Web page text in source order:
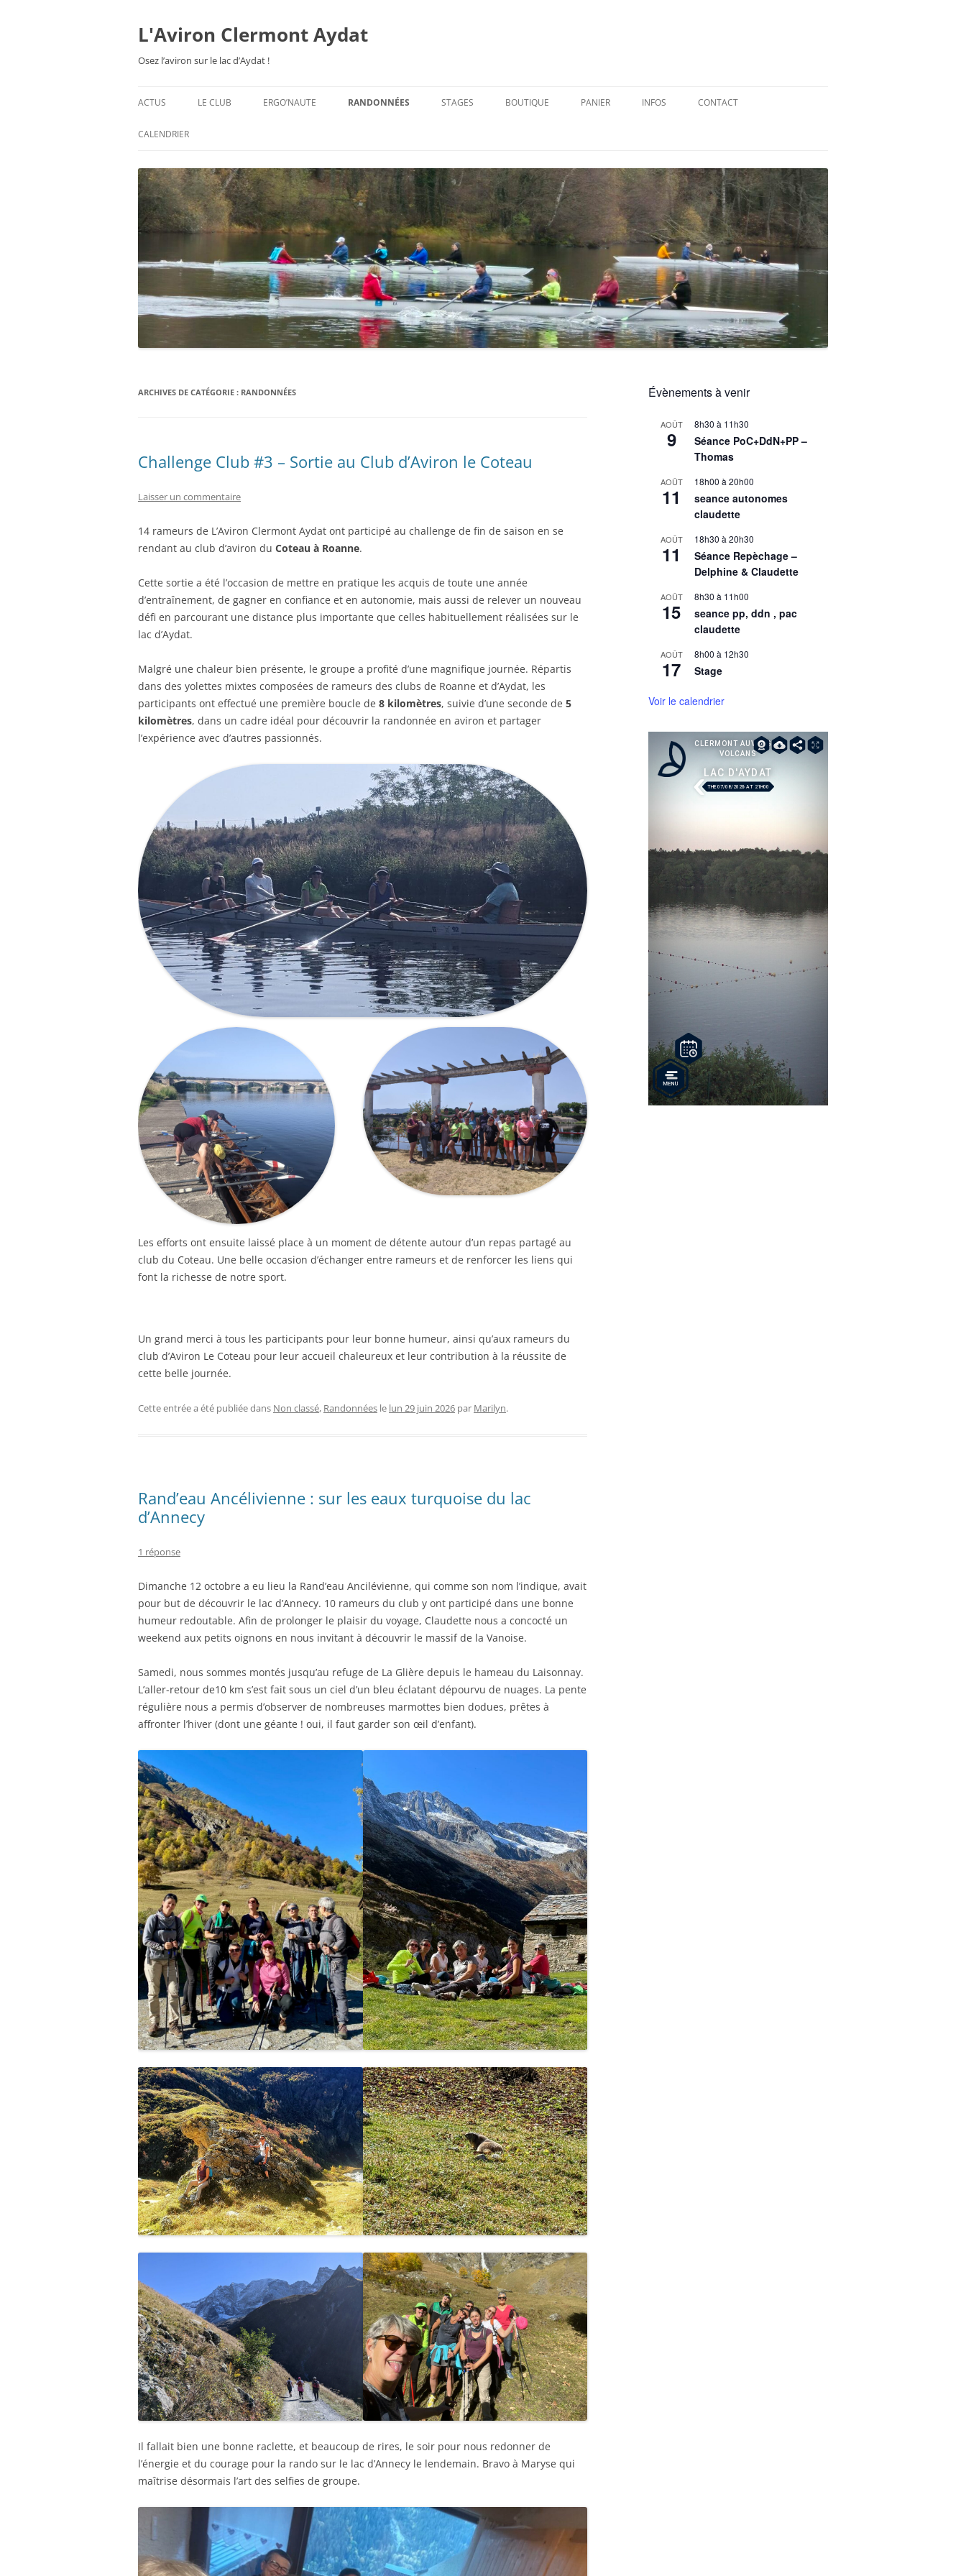
L'Aviron Clermont Aydat
Osez l’aviron sur le lac d’Aydat !
ACTUS LE CLUB
ESPACE ADHÉSION
TARIFS 2026-27
ERGO’NAUTE RANDONNÉES STAGES BOUTIQUE PANIER INFOS
RÉGLEMENT INTÉRIEUR
RÉGLEMENT DE LA FFA
MENTIONS LÉGALES
PARTENAIRES
CONTACT
CALENDRIER
ARCHIVES DE CATÉGORIE : RANDONNÉES
Challenge Club #3 – Sortie au Club d’Aviron le Coteau
Laisser un commentaire
14 rameurs de L’Aviron Clermont Aydat ont participé au challenge de fin de saison en se
rendant au club d’aviron du Coteau à Roanne.
Cette sortie a été l’occasion de mettre en pratique les acquis de toute une année
d’entraînement, de gagner en confiance et en autonomie, mais aussi de relever un nouveau
défi en parcourant une distance plus importante que celles habituellement réalisées sur le
lac d’Aydat.
Malgré une chaleur bien présente, le groupe a profité d’une magnifique journée. Répartis
dans des yolettes mixtes composées de rameurs des clubs de Roanne et d’Aydat, les
participants ont effectué une première boucle de 8 kilomètres, suivie d’une seconde de 5
kilomètres, dans un cadre idéal pour découvrir la randonnée en aviron et partager
l’expérience avec d’autres passionnés.
Les efforts ont ensuite laissé place à un moment de détente autour d’un repas partagé au
club du Coteau. Une belle occasion d’échanger entre rameurs et de renforcer les liens qui
font la richesse de notre sport.
Un grand merci à tous les participants pour leur bonne humeur, ainsi qu’aux rameurs du
club d’Aviron Le Coteau pour leur accueil chaleureux et leur contribution à la réussite de
cette belle journée.
Cette entrée a été publiée dans Non classé, Randonnées le lun 29 juin 2026 par Marilyn.
Rand’eau Ancélivienne : sur les eaux turquoise du lac
d’Annecy
1 réponse
Dimanche 12 octobre a eu lieu la Rand’eau Ancilévienne, qui comme son nom l’indique, avait
pour but de découvrir le lac d’Annecy. 10 rameurs du club y ont participé dans une bonne
humeur redoutable. Afin de prolonger le plaisir du voyage, Claudette nous a concocté un
weekend aux petits oignons en nous invitant à découvrir le massif de la Vanoise.
Samedi, nous sommes montés jusqu’au refuge de La Glière depuis le hameau du Laisonnay.
L’aller-retour de10 km s’est fait sous un ciel d’un bleu éclatant dépourvu de nuages. La pente
régulière nous a permis d’observer de nombreuses marmottes bien dodues, prêtes à
affronter l’hiver (dont une géante ! oui, il faut garder son œil d’enfant).
Il fallait bien une bonne raclette, et beaucoup de rires, le soir pour nous redonner de
l’énergie et du courage pour la rando sur le lac d’Annecy le lendemain. Bravo à Maryse qui
maîtrise désormais l’art des selfies de groupe.
Évènements à venir
AOÛT
9
8h30 à 11h30
Séance PoC+DdN+PP –
Thomas
AOÛT
11
18h00 à 20h00
seance autonomes
claudette
AOÛT
11
18h30 à 20h30
Séance Repèchage –
Delphine & Claudette
AOÛT
15
8h30 à 11h00
seance pp, ddn , pac
claudette
AOÛT
17
8h00 à 12h30
Stage
Voir le calendrier